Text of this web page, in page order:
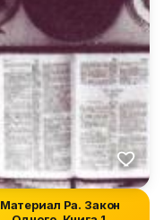
Материал Ра. Закон